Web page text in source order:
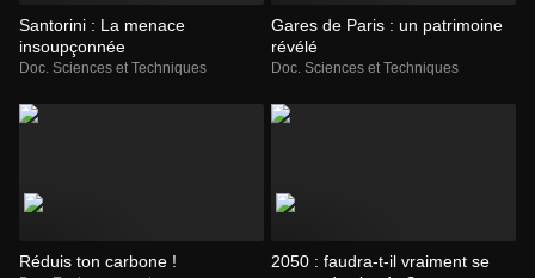
Santorini : La menace
insoupçonnée
Doc. Sciences et Techniques
Gares de Paris : un patrimoine
révélé
Doc. Sciences et Techniques
Réduis ton carbone !
2050 : faudra-t-il vraiment se